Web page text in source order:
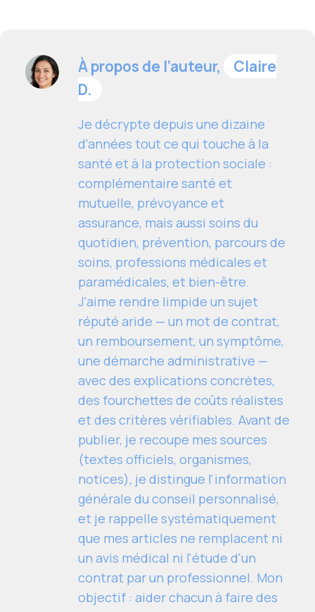
À propos de l’auteur,
Claire
D.
Je décrypte depuis une dizaine
d'années tout ce qui touche à la
santé et à la protection sociale :
complémentaire santé et
mutuelle, prévoyance et
assurance, mais aussi soins du
quotidien, prévention, parcours de
soins, professions médicales et
paramédicales, et bien-être.
J'aime rendre limpide un sujet
réputé aride — un mot de contrat,
un remboursement, un symptôme,
une démarche administrative —
avec des explications concrètes,
des fourchettes de coûts réalistes
et des critères vérifiables. Avant de
publier, je recoupe mes sources
(textes officiels, organismes,
notices), je distingue l'information
générale du conseil personnalisé,
et je rappelle systématiquement
que mes articles ne remplacent ni
un avis médical ni l'étude d'un
contrat par un professionnel. Mon
objectif : aider chacun à faire des